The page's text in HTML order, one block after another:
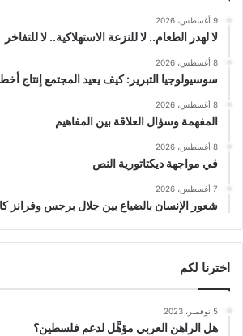
9 أغسطس، 2026
لا لهدر الطعام.. لا للنزعة الاستهلاكية.. لا للتفاخر
8 أغسطس، 2026
سوسيولوجيا التبرير: كيف يعيد المجتمع إنتاج
8 أغسطس، 2026
المفهمة وسؤال العلاقة بين المفاهيم
8 أغسطس، 2026
في مواجهة ديكتاتورية النص
7 أغسطس، 2026
شعور الإنسان بالضياع بين جلال برجس وفرانز
اخترنا لكم
5 نوفمبر، 2023
هل الراهن العربي مؤهَّل لدعم فلسطين؟